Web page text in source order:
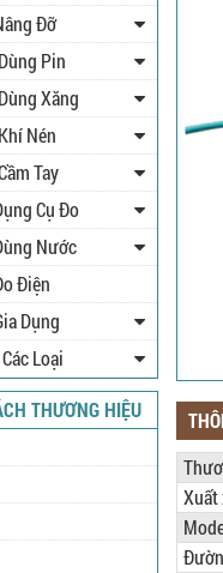
Xuất
Đỡ
Pin
Xăng
Nén
Tay
Cụ Đo
Nước
Điện
Dụng
Loại
THƯƠNG HIỆU